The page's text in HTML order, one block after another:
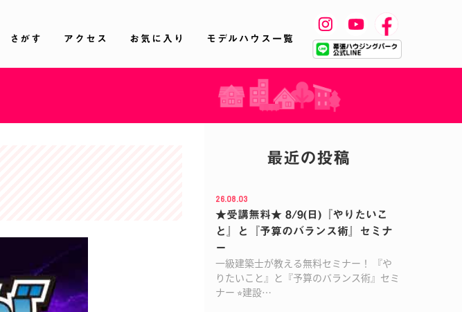
モデルハウス一覧
お気に入り
アクセス
さがす
最近の投稿
26.08.03
★受講無料★ 8/9(日)『やりたいこ
と』と『予算のバランス術』セミナ
ー
一級建築士が教える無料セミナー！ 『や
りたいこと』と『予算のバランス術』セミ
ナー ⭐︎建設…